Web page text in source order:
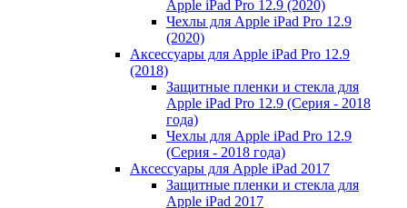
Apple iPad Pro 12.9 (2020)
Чехлы для Apple iPad Pro 12.9
(2020)
Аксессуары для Apple iPad Pro 12.9
(2018)
Защитные пленки и стекла для
Apple iPad Pro 12.9 (Серия - 2018
года)
Чехлы для Apple iPad Pro 12.9
(Серия - 2018 года)
Аксессуары для Apple iPad 2017
Защитные пленки и стекла для
Apple iPad 2017